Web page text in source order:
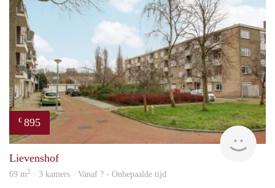
€ 895
rent
Lievenshof
69 m2 · 3 kamers · Vanaf ? - Onbepaalde tijd